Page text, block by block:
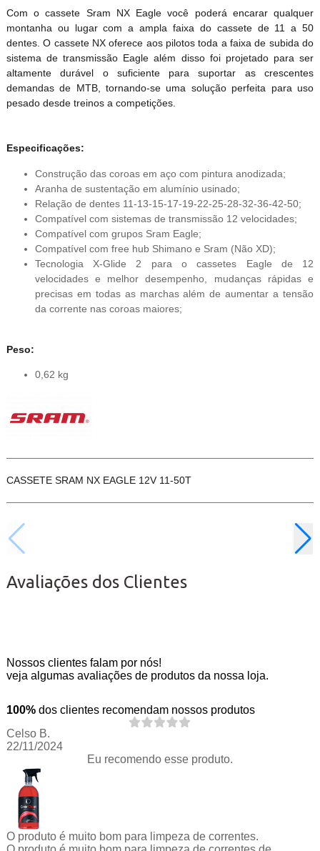
Com o cassete Sram NX Eagle você poderá encarar qualquer
montanha ou lugar com a ampla faixa do cassete de 11 a 50
dentes. O cassete NX oferece aos pilotos toda a faixa de subida do
sistema de transmissão Eagle além disso foi projetado para ser
altamente durável o suficiente para suportar as crescentes
demandas de MTB, tornando-se uma solução perfeita para uso
pesado desde treinos a competições.
Especificações:
Construção das coroas em aço com pintura anodizada;
Aranha de sustentação em alumínio usinado;
Relação de dentes 11-13-15-17-19-22-25-28-32-36-42-50;
Compatível com sistemas de transmissão 12 velocidades;
Compatível com grupos Sram Eagle;
Compatível com free hub Shimano e Sram (Não XD);
Tecnologia X-Glide 2 para o cassetes Eagle de 12
velocidades e melhor desempenho, mudanças rápidas e
precisas em todas as marchas além de aumentar a tensão
da corrente nas coroas maiores;
Peso:
0,62 kg
CASSETE SRAM NX EAGLE 12V 11-50T
Avaliações dos Clientes
Nossos clientes falam por nós!
veja algumas avaliações de produtos da nossa loja.
100% dos clientes recomendam nossos produtos
Celso B.
22/11/2024
Eu recomendo esse produto.
O produto é muito bom para limpeza de correntes.